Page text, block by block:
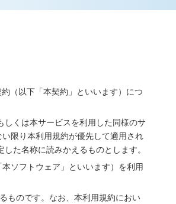
（以下「本契約」といいます）につ
くは本サービスを利用した同様のサ
限り本利用規約が優先して適用され
た名称に読みかえるものとします。
ソフトウェア」といいます）を利用
ものです。なお、本利用規約におい